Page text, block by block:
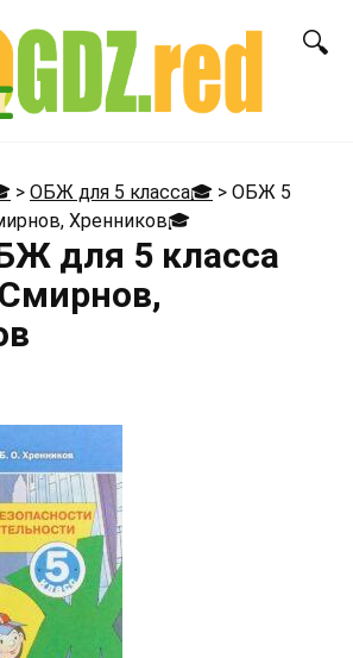
> ОБЖ для 5 класса🎓 > ОБЖ 5
Хренников🎓
для 5 класса